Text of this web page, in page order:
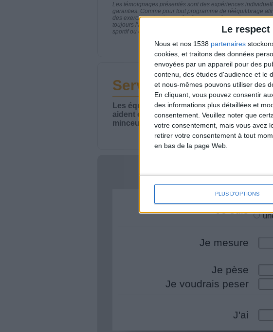
Le
Nous et nos 1538 partenaires
cookies, et traitons des données
envoyées par un appareil pour des
contenu, des études d'audience et le
et nous-mêmes pouvons utiliser des
En cliquant, vous pouvez consentir
des informations plus détaillées et
consentement. Veuillez noter que
votre consentement, mais vous avez
retirer votre consentement à tout
en bas de la page Web.
PLUS D'OPTIONS
Les témoignages présentés sont des expériences
garanties. Comme pour tout programme de rééquilibrage
des exercices physiques réguliers sont nécessaires pour
toujours l'avis de votre médecin traitant avant
sportif ou de modifier vos habitudes nutritionnelles.
Service-client &
Les équipes du Service-client et de la
aident chaque semaine à vous rapprocher
minceur.
Votre bilan
Je suis
Je mesure
Je pèse
Je voudrais peser
J'ai